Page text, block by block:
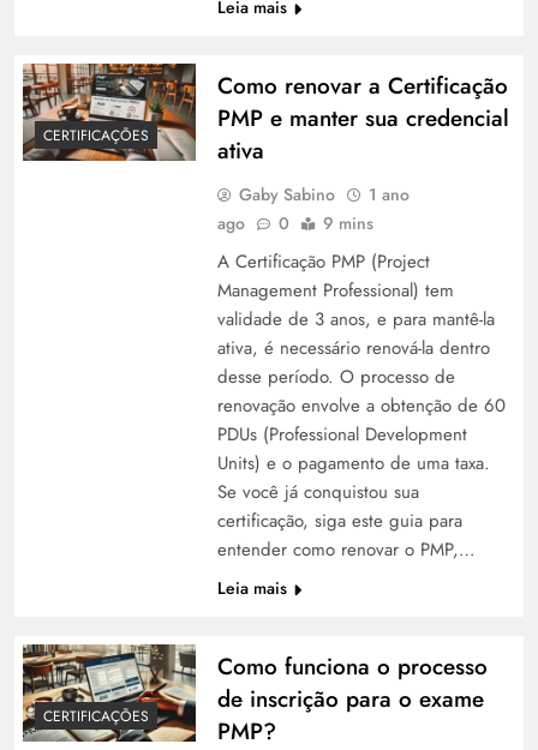
Leia mais
CERTIFICAÇÕES
Como renovar a Certificação
PMP e manter sua credencial
ativa
Gaby Sabino
1 ano
ago
0 9 mins
A Certificação PMP (Project
Management Professional) tem
validade de 3 anos, e para mantê-la
ativa, é necessário renová-la dentro
desse período. O processo de
renovação envolve a obtenção de 60
PDUs (Professional Development
Units) e o pagamento de uma taxa.
Se você já conquistou sua
certificação, siga este guia para
entender como renovar o PMP,…
Leia mais
CERTIFICAÇÕES
Como funciona o processo
de inscrição para o exame
PMP?